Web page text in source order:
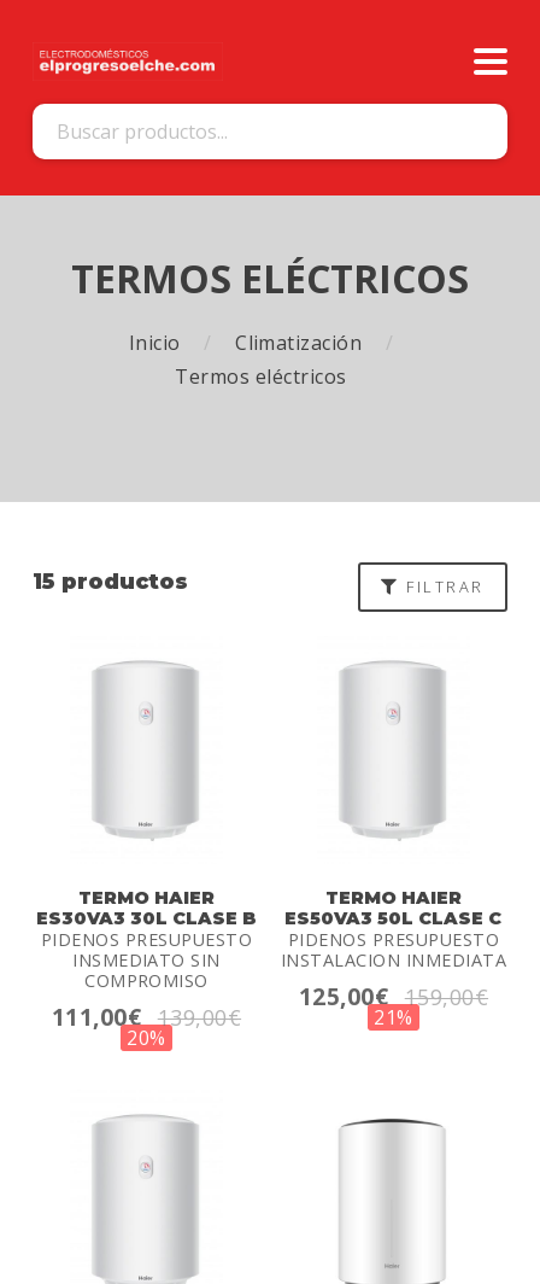
TERMOS ELÉCTRICOS
Inicio
Climatización
Termos eléctricos
15 productos FILTRAR
TERMO HAIER
ES30VA3 30L CLASE B
PIDENOS PRESUPUESTO
INSMEDIATO SIN
COMPROMISO
111,00€ 139,00€
20%
TERMO HAIER
ES50VA3 50L CLASE C
PIDENOS PRESUPUESTO
INSTALACION INMEDIATA
125,00€ 159,00€
21%